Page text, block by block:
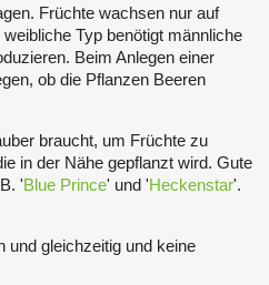
Früchte wachsen nur auf
Typ benötigt männliche
Beim Anlegen einer
ob die Pflanzen Beeren
braucht, um Früchte zu
in der Nähe gepflanzt wird. Gute
'Blue Prince' und 'Heckenstar'.
und gleichzeitig und keine